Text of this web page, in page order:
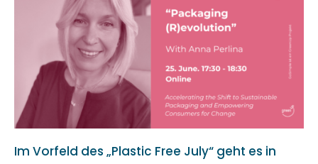
Im Vorfeld des „Plastic Free July“ geht es in